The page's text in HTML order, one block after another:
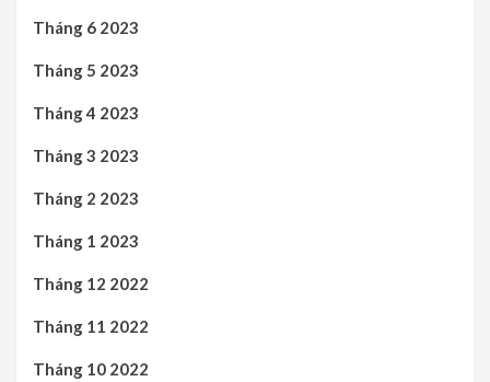
Tháng 6 2023
Tháng 5 2023
Tháng 4 2023
Tháng 3 2023
Tháng 2 2023
Tháng 1 2023
Tháng 12 2022
Tháng 11 2022
Tháng 10 2022